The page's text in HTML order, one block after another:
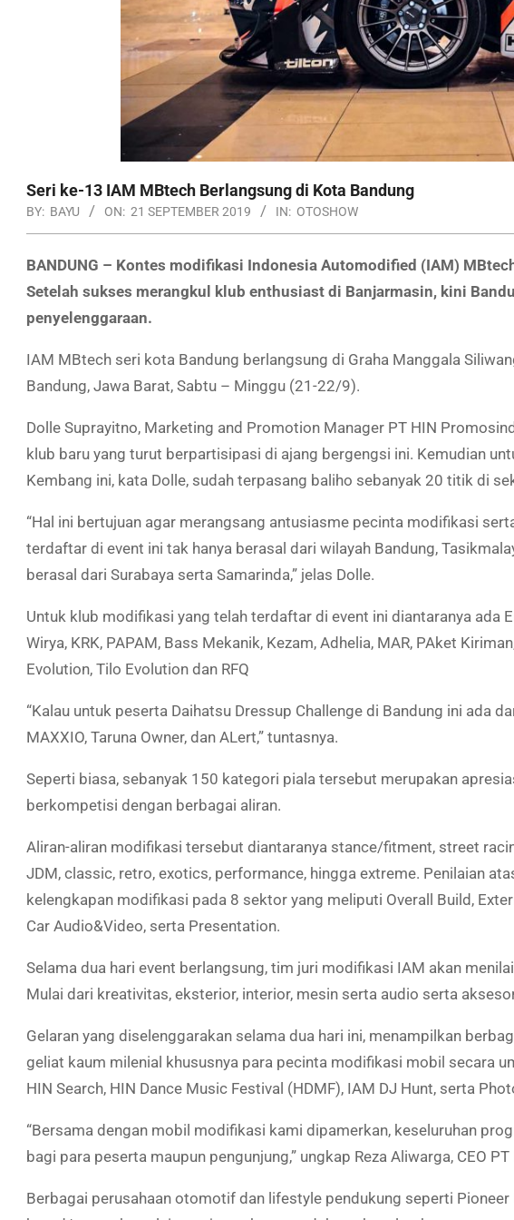
Seri ke-13 IAM MBtech Berlangsung di Kota Bandung
BY: BAYU ON: 21 SEPTEMBER 2019 IN: OTOSHOW
BANDUNG – Kontes modifikasi Indonesia Automodified (IAM)
Setelah sukses merangkul klub enthusiast di Banjarmasin, kini
penyelenggaraan.
IAM MBtech seri kota Bandung berlangsung di Graha Manggala
Bandung, Jawa Barat, Sabtu – Minggu (21-22/9).
Dolle Suprayitno, Marketing and Promotion Manager PT HIN
klub baru yang turut berpartisipasi di ajang bergengsi ini. Kemudian
Kembang ini, kata Dolle, sudah terpasang baliho sebanyak 20 titik di
“Hal ini bertujuan agar merangsang antusiasme pecinta modifikasi
terdaftar di event ini tak hanya berasal dari wilayah Bandung,
berasal dari Surabaya serta Samarinda,” jelas Dolle.
Untuk klub modifikasi yang telah terdaftar di event ini diantaranya ada
Wirya, KRK, PAPAM, Bass Mekanik, Kezam, Adhelia, MAR, PAket
Evolution, Tilo Evolution dan RFQ
“Kalau untuk peserta Daihatsu Dressup Challenge di Bandung ini ada
MAXXIO, Taruna Owner, dan ALert,” tuntasnya.
Seperti biasa, sebanyak 150 kategori piala tersebut merupakan
berkompetisi dengan berbagai aliran.
Aliran-aliran modifikasi tersebut diantaranya stance/fitment, street
JDM, classic, retro, exotics, performance, hingga extreme. Penilaian
kelengkapan modifikasi pada 8 sektor yang meliputi Overall Build,
Car Audio&Video, serta Presentation.
Selama dua hari event berlangsung, tim juri modifikasi IAM akan
Mulai dari kreativitas, eksterior, interior, mesin serta audio serta
Gelaran yang diselenggarakan selama dua hari ini, menampilkan
geliat kaum milenial khususnya para pecinta modifikasi mobil secara
HIN Search, HIN Dance Music Festival (HDMF), IAM DJ Hunt, serta
“Bersama dengan mobil modifikasi kami dipamerkan, keseluruhan
bagi para peserta maupun pengunjung,” ungkap Reza Aliwarga, CEO
Berbagai perusahaan otomotif dan lifestyle pendukung seperti Pioneer